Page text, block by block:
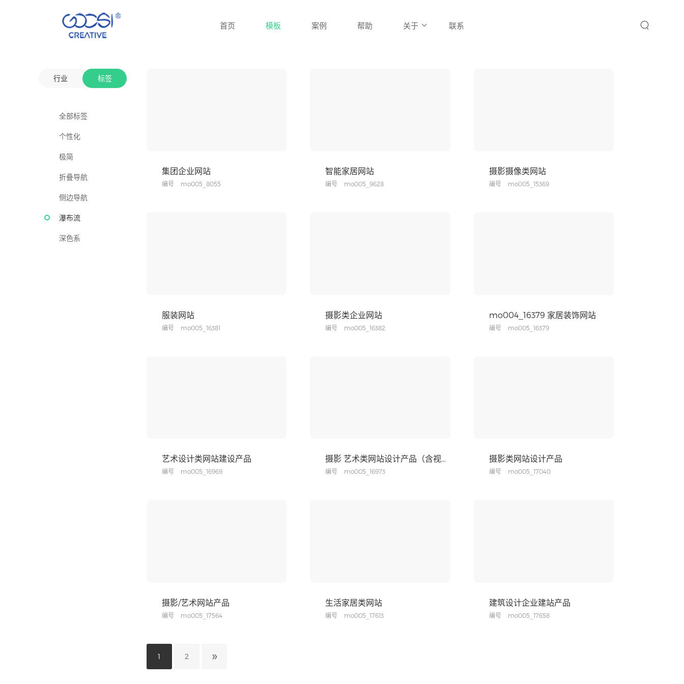
首页 模板 案例 帮助 关于 联系
行业 标签
全部标签
个性化
极简
折叠导航
侧边导航
瀑布流
深色系
集团企业网站
编号 mo005_8055
智能家居网站
编号 mo005_9628
摄影摄像类网站
编号 mo005_15369
服装网站
编号 mo005_16381
摄影类企业网站
编号 mo005_16382
mo004_16379 家居装饰网站
编号 mo005_16379
艺术设计类网站建设产品
编号 mo005_16969
摄影 艺术类网站设计产品（含视频插件）
编号 mo005_16973
摄影类网站设计产品
编号 mo005_17040
摄影/艺术网站产品
编号 mo005_17564
生活家居类网站
编号 mo005_17613
建筑设计企业建站产品
编号 mo005_17658
1 2 »